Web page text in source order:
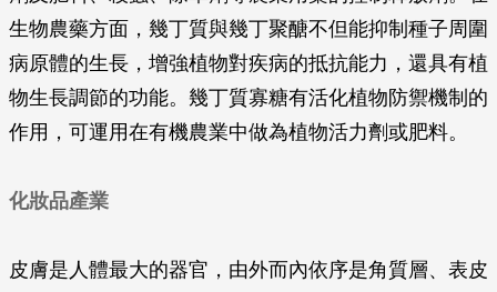
生物農藥方面，幾丁質與幾丁聚醣不但能抑制種子周圍
病原體的生長，增強植物對疾病的抵抗能力，還具有植
物生長調節的功能。幾丁質寡糖有活化植物防禦機制的
作用，可運用在有機農業中做為植物活力劑或肥料。
化妝品產業
皮膚是人體最大的器官，由外而內依序是角質層、表皮